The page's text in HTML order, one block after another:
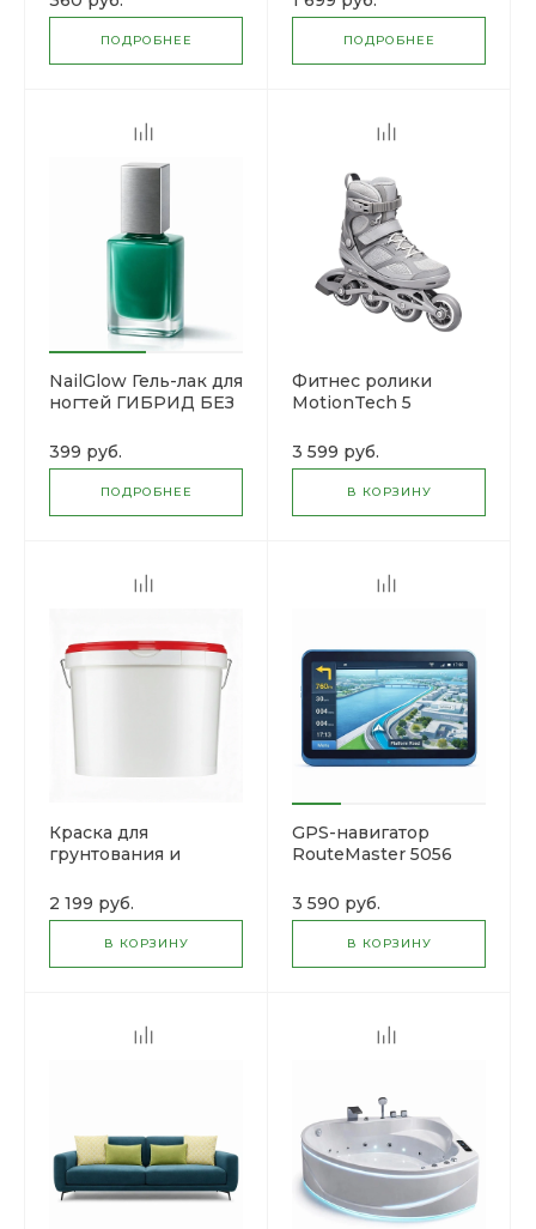
ПОДРОБНЕЕ ПОДРОБНЕЕ
NailGlow Гель-лак для
ногтей ГИБРИД БЕЗ
399 руб.
ПОДРОБНЕЕ
Фитнес ролики
MotionTech 5
3 599 руб.
В КОРЗИНУ
Краска для
грунтования и
Argentum 20
2 199 руб.
В КОРЗИНУ
GPS-навигатор
RouteMaster 5056
3 590 руб.
В КОРЗИНУ